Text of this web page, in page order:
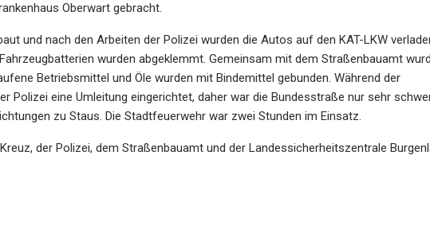
Oberwart gebracht.
und nach den Arbeiten der Polizei wurden die Autos auf den KAT-LKW
wurden abgeklemmt. Gemeinsam mit dem Straßenbauamt
Betriebsmittel und Öle wurden mit Bindemittel gebunden. Während der
Polizei eine Umleitung eingerichtet, daher war die Bundesstraße nur sehr
zu Staus. Die Stadtfeuerwehr war zwei Stunden im Einsatz.
der Polizei, dem Straßenbauamt und der Landessicherheitszentrale